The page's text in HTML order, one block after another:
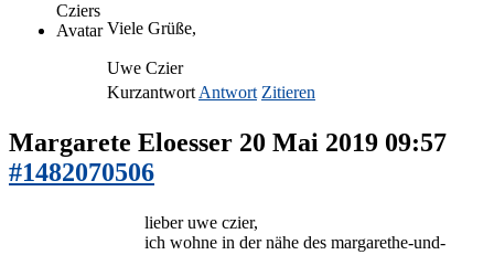
Viele Grüße,
Uwe Czier
KurzantwortAntwort Zitieren
Margarete Eloesser 20 Mai 2019 09:57
#1482070506
lieber uwe czier,
ich wohne in der nähe des margarethe-und-